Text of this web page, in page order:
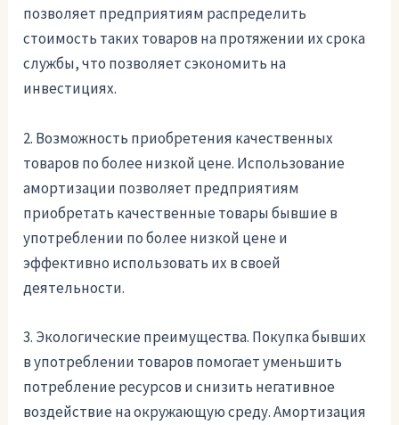
позволяет предприятиям распределить
стоимость таких товаров на протяжении их срока
службы, что позволяет сэкономить на
инвестициях.
2. Возможность приобретения качественных
товаров по более низкой цене. Использование
амортизации позволяет предприятиям
приобретать качественные товары бывшие в
употреблении по более низкой цене и
эффективно использовать их в своей
деятельности.
3. Экологические преимущества. Покупка бывших
в употреблении товаров помогает уменьшить
потребление ресурсов и снизить негативное
воздействие на окружающую среду. Амортизация